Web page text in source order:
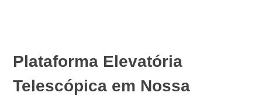
Plataforma Elevatória
Telescópica em Nossa